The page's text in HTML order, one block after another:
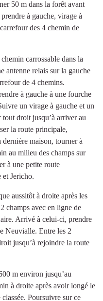
50 m dans la forêt avant
à gauche, virage à
des 4 chemin de
carrossable dans la
antenne relais sur la gauche
de 4 chemins.
à gauche à une fourche
un virage à gauche et un
droit jusqu’à arriver au
la route principale,
maison, tourner à
au milieu des champs sur
à une petite route
et Jericho.
aussitôt à droite après les
champs avec en ligne de
Arrivé à celui-ci, prendre
Neuvialle. Entre les 2
jusqu’à rejoindre la route
m environ jusqu’au
à droite après avoir longé le
Poursuivre sur ce